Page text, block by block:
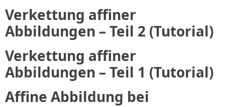
Verkettung affiner
Abbildungen – Teil 2 (Tutorial)
Verkettung affiner
Abbildungen – Teil 1 (Tutorial)
Affine Abbildung bei